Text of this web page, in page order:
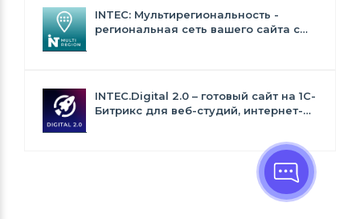
INTEC: Мультирегиональность -
региональная сеть вашего сайта с
INTEC.Digital 2.0 – готовый сайт на 1C-
Битрикс для веб-студий, интернет-